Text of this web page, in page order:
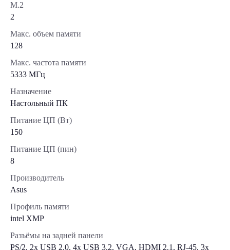
М.2
2
Макс. объем памяти
128
Макс. частота памяти
5333 МГц
Назначение
Настольный ПК
Питание ЦП (Вт)
150
Питание ЦП (пин)
8
Производитель
Asus
Профиль памяти
intel XMP
Разъёмы на задней панели
PS/2, 2x USB 2.0, 4x USB 3.2, VGA, HDMI 2.1, RJ-45, 3x